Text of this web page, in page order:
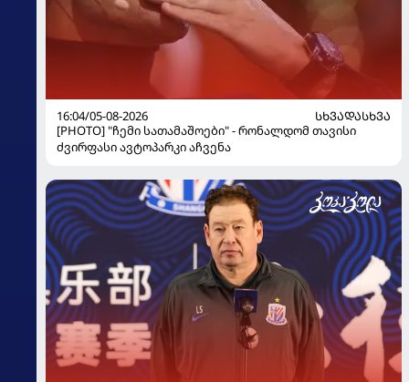
16:04/05-08-2026
ᲡᲮᲕᲐᲓᲐᲡᲮᲕᲐ
[PHOTO] "ჩემი სათამაშოები" - რონალდომ თავისი
ძვირფასი ავტოპარკი აჩვენა